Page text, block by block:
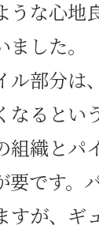
うな心地
ました。
ル部分は
なるとい
組織とパ
要です。
すが、ギ